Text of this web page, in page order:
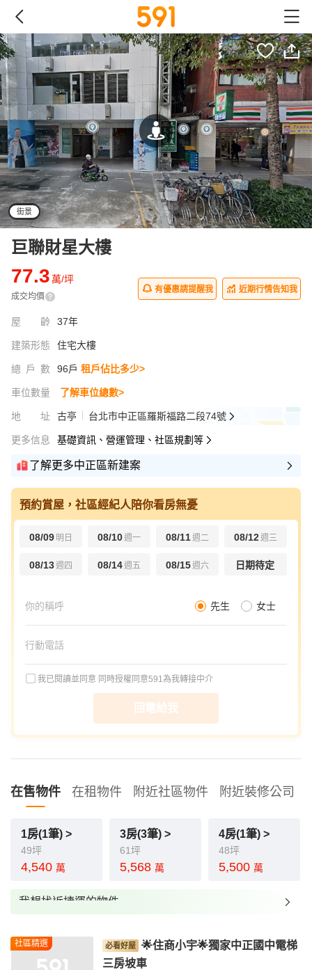
街景
巨聯財星大樓
77.3萬/坪
成交均價
有優惠請提醒我 近期行情告知我
屋齡 37年
建築形態 住宅大樓
總戶數 96戶 租戶佔比多少>
車位數量 了解車位總數>
地址 古亭 台北市中正區羅斯福路二段74號
更多信息 基礎資訊、營運管理、社區規劃等
了解更多中正區新建案
預約賞屋，社區經紀人陪你看房無憂
08/09 明日 08/10週一 08/11週二 08/12週三
08/13週四 08/14週五 08/15週六 日期待定
先生 女士
我已閱讀並同意 同時授權同意591為我轉接中介
回電給我
在售物件 在租物件 附近社區物件 附近裝修公司
1房(1筆) >
49坪
4,540 萬
3房(3筆) >
61坪
5,568 萬
4房(1筆) >
48坪
5,500 萬
我想找近捷運的物件
我想找配備瓦斯爐的物件
社區精選
🌟住商小宇🌟獨家中正國中電梯
三房坡車